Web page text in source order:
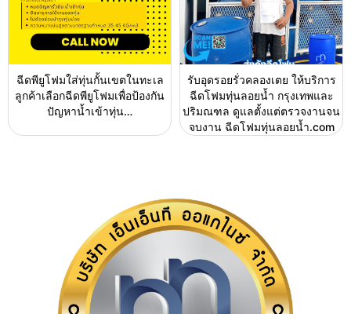
ฉีดพียูโฟมใส่ทุ่นกั้นเขตในทะเล
ลูกค้าเลือกฉีดพียูโฟมเพื่อป้องกัน
ปัญหาน้ำเข้าทุ่น…
รับอุดรอยรั่วคลองเตย ให้บริการ
ฉีดโฟมทุ่นลอยน้ำ กรุงเทพและ
ปริมณฑล ดูแลตั้งแต่ตรวจงานจน
จบงาน ฉีดโฟมทุ่นลอยน้ำ.com